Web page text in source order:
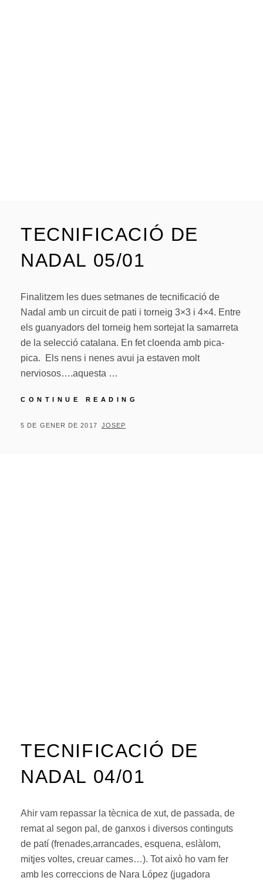
TECNIFICACIÓ DE
NADAL 05/01
Finalitzem les dues setmanes de tecnificació de
Nadal amb un circuit de pati i torneig 3×3 i 4×4. Entre
els guanyadors del torneig hem sortejat la samarreta
de la selecció catalana. En fet cloenda amb pica-
pica. Els nens i nenes avui ja estaven molt
nerviosos….aquesta …
CONTINUE READING
POSTED
5 DE GENER DE 2017 BY
JOSEP
TECNIFICACIÓ DE
NADAL 04/01
Ahir vam repassar la tècnica de xut, de passada, de
remat al segon pal, de ganxos i diversos continguts
de patí (frenades,arrancades, esquena, eslàlom,
mitjes voltes, creuar cames…). Tot això ho vam fer
amb les correccions de Nara López (jugadora